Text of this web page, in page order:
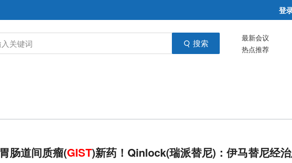
登
搜索 最新会议
热点推荐
胃肠道间质瘤(GIST)新药！Qinlock(瑞派替尼)：伊马替尼经